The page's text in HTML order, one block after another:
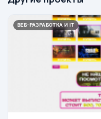
ВЕБ-РАЗРАБОТКА И IT